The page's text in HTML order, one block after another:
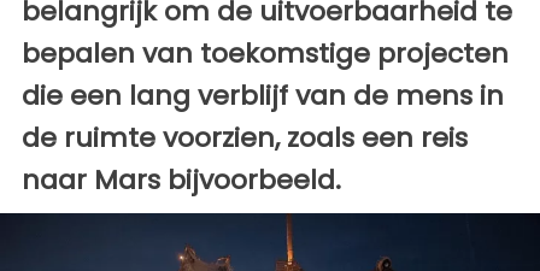
belangrijk om de uitvoerbaarheid te
bepalen van toekomstige projecten
die een lang verblijf van de mens in
de ruimte voorzien, zoals een reis
naar Mars bijvoorbeeld.